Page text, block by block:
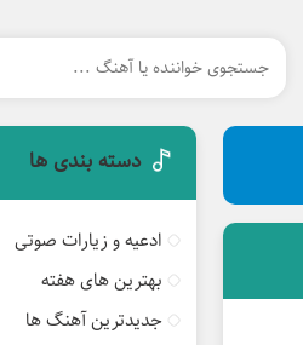
دسته بندی ها
ادعیه و زیارات صوتی
بهترین های هفته
جدیدترین آهنگ ها